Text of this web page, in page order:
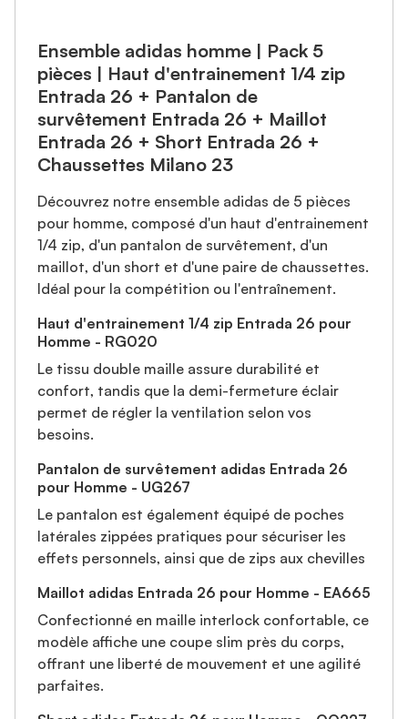
Ensemble adidas homme | Pack 5
pièces | Haut d'entrainement 1/4 zip
Entrada 26 + Pantalon de
survêtement Entrada 26 + Maillot
Entrada 26 + Short Entrada 26 +
Chaussettes Milano 23
Découvrez notre ensemble adidas de 5 pièces
pour homme, composé d'un haut d'entrainement
1/4 zip, d'un pantalon de survêtement, d'un
maillot, d'un short et d'une paire de chaussettes.
Idéal pour la compétition ou l'entraînement.
Haut d'entrainement 1/4 zip Entrada 26 pour
Homme - RG020
Le tissu double maille assure durabilité et
confort, tandis que la demi-fermeture éclair
permet de régler la ventilation selon vos
besoins.
Pantalon de survêtement adidas Entrada 26
pour Homme - UG267
Le pantalon est également équipé de poches
latérales zippées pratiques pour sécuriser les
effets personnels, ainsi que de zips aux chevilles
Maillot adidas Entrada 26 pour Homme - EA665
Confectionné en maille interlock confortable, ce
modèle affiche une coupe slim près du corps,
offrant une liberté de mouvement et une agilité
parfaites.